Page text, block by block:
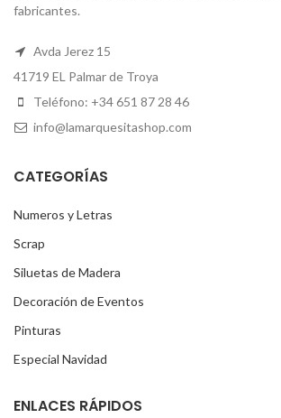
fabricantes.
Avda Jerez 15
41719 EL Palmar de Troya
Teléfono: +34 651 87 28 46
info@lamarquesitashop.com
CATEGORÍAS
Numeros y Letras
Scrap
Siluetas de Madera
Decoración de Eventos
Pinturas
Especial Navidad
ENLACES RÁPIDOS